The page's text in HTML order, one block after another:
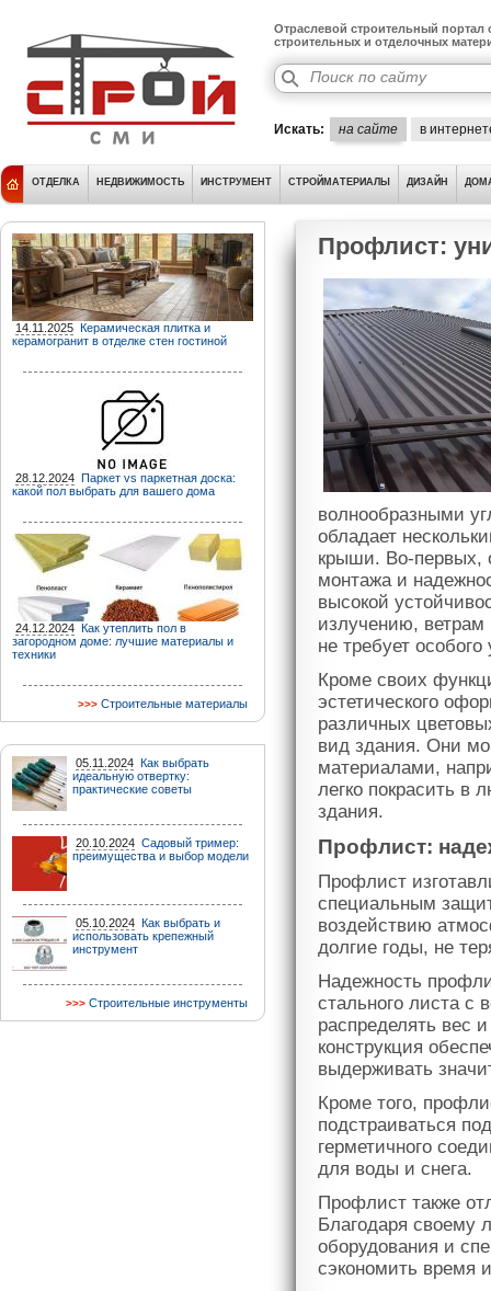
Отраслевой строительный портал
строительных и отделочных
Искать: на сайте в
ОТДЕЛКА НЕДВИЖИМОСТЬ ИНСТРУМЕНТ СТРОЙМАТЕРИАЛЫ ДИЗАЙН
14.11.2025 Керамическая плитка и
керамогранит в отделке стен гостиной
28.12.2024 Паркет vs паркетная доска:
какой пол выбрать для вашего дома
24.12.2024 Как утеплить пол в
загородном доме: лучшие материалы и
техники
Строительные материалы
05.11.2024 Как выбрать
идеальную отвертку:
практические советы
20.10.2024 Садовый тример:
преимущества и выбор модели
05.10.2024 Как выбрать и
использовать крепежный
инструмент
Строительные инструменты
Профлист:
волнообразными
обладает
крыши. Во-первых,
монтажа и
высокой
излучению, ветрам
не требует особого
Кроме своих
эстетического
различных
вид здания. Они
материалами,
легко покрасить в
здания.
Профлист:
Профлист
специальным
воздействию
долгие годы, не
Надежность
стального листа с
распределять вес
конструкция
выдерживать
Кроме того,
подстраиваться
герметичного
для воды и снега.
Профлист также
Благодаря своему
оборудования и
сэкономить время